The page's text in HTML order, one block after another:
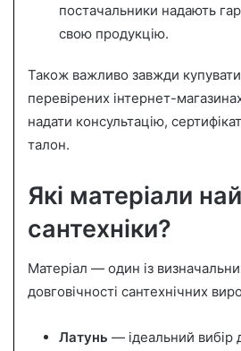
постачальники надають
свою продукцію.
Також важливо завжди купувати
перевірених інтернет-
надати консультацію,
талон.
Які матеріали
сантехніки?
Матеріал — один із
довговічності сантехнічних
Латунь — ідеальний вибір